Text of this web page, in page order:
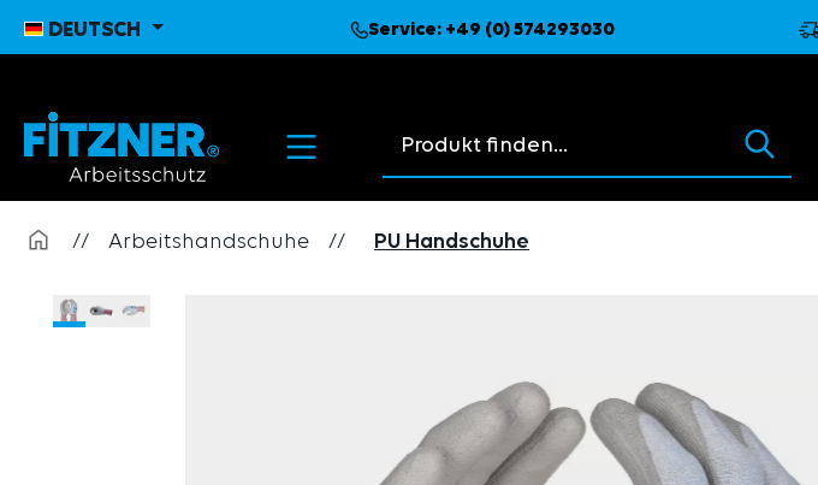
Zur Hauptnavigation springen
DEUTSCH Service: +49 (0) 574293030
Suchvorschläge erscheinen beim Tippen.
// Arbeitshandschuhe // PU Handschuhe
Bildergalerie überspringen